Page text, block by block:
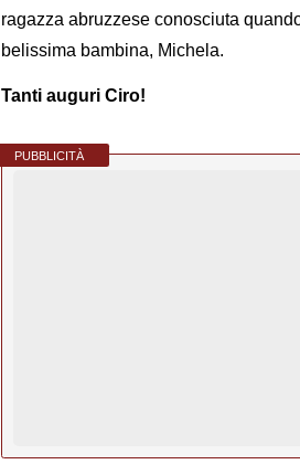
ragazza abruzzese conosciuta
belissima bambina, Michela.
Tanti auguri Ciro!
PUBBLICITÀ